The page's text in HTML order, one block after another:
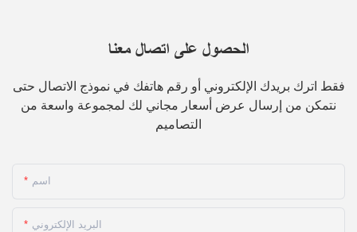
الحصول على اتصال معنا
فقط اترك بريدك الإلكتروني أو رقم هاتفك في نموذج الاتصال حتى
نتمكن من إرسال عرض أسعار مجاني لك لمجموعة واسعة من
التصاميم
اسم
البريد الإلكتروني